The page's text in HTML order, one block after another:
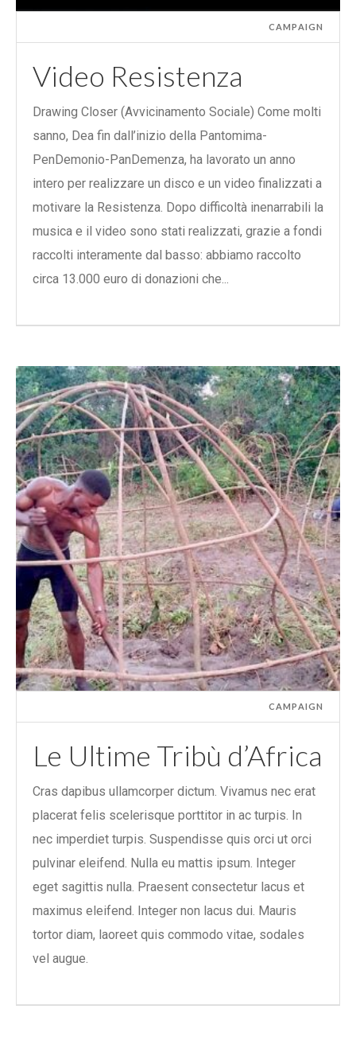
CAMPAIGN
Video Resistenza
Drawing Closer (Avvicinamento Sociale) Come molti
sanno, Dea fin dall’inizio della Pantomima-
PenDemonio-PanDemenza, ha lavorato un anno
intero per realizzare un disco e un video finalizzati a
motivare la Resistenza. Dopo difficoltà inenarrabili la
musica e il video sono stati realizzati, grazie a fondi
raccolti interamente dal basso: abbiamo raccolto
circa 13.000 euro di donazioni che...
CAMPAIGN
Le Ultime Tribù d’Africa
Cras dapibus ullamcorper dictum. Vivamus nec erat
placerat felis scelerisque porttitor in ac turpis. In
nec imperdiet turpis. Suspendisse quis orci ut orci
pulvinar eleifend. Nulla eu mattis ipsum. Integer
eget sagittis nulla. Praesent consectetur lacus et
maximus eleifend. Integer non lacus dui. Mauris
tortor diam, laoreet quis commodo vitae, sodales
vel augue.